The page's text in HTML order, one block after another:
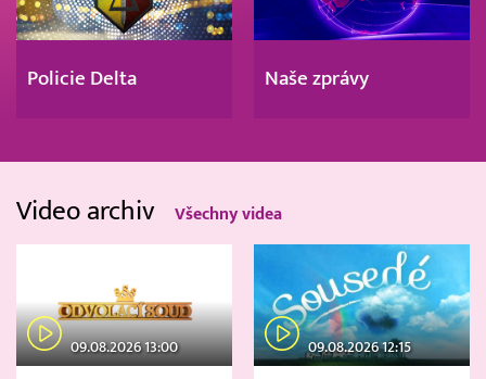
Policie Delta Naše zprávy
Video archiv Všechny videa
09.08.2026 13:00 09.08.2026 12:15